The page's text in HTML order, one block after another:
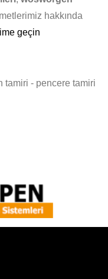
hakkında
geçin
tamiri - pencere tamiri